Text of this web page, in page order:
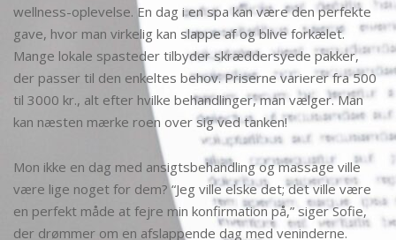
wellness-oplevelse. En dag i en spa kan være den perfekte
gave, hvor man virkelig kan slappe af og blive forkælet.
Mange lokale spasteder tilbyder skræddersyede pakker,
der passer til den enkeltes behov. Priserne varierer fra 500
til 3000 kr., alt efter hvilke behandlinger, man vælger. Man
kan næsten mærke roen over sig ved tanken!
Mon ikke en dag med ansigtsbehandling og massage ville
være lige noget for dem? “Jeg ville elske det; det ville være
en perfekt måde at fejre min konfirmation på,” siger Sofie,
der drømmer om en afslappende dag med veninderne.